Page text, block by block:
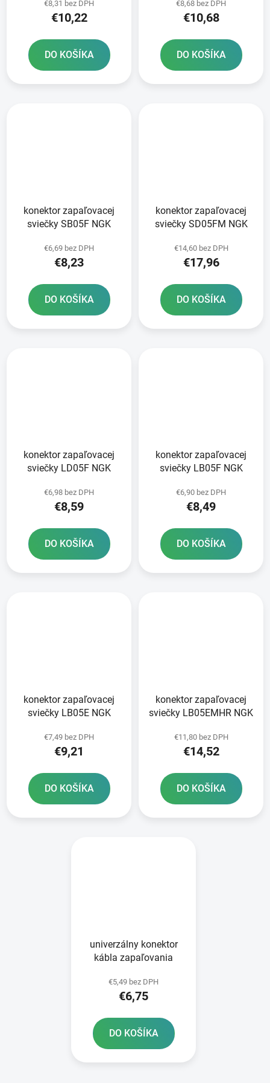
€8,31 bez DPH
€10,22
DO KOŠÍKA
€8,68 bez DPH
€10,68
DO KOŠÍKA
konektor zapaľovacej
sviečky SB05F NGK
€6,69 bez DPH
€8,23
DO KOŠÍKA
konektor zapaľovacej
sviečky SD05FM NGK
€14,60 bez DPH
€17,96
DO KOŠÍKA
konektor zapaľovacej
sviečky LD05F NGK
€6,98 bez DPH
€8,59
DO KOŠÍKA
konektor zapaľovacej
sviečky LB05F NGK
€6,90 bez DPH
€8,49
DO KOŠÍKA
konektor zapaľovacej
sviečky LB05E NGK
€7,49 bez DPH
€9,21
DO KOŠÍKA
konektor zapaľovacej
sviečky LB05EMHR NGK
€11,80 bez DPH
€14,52
DO KOŠÍKA
univerzálny konektor
kábla zapaľovania
€5,49 bez DPH
€6,75
DO KOŠÍKA